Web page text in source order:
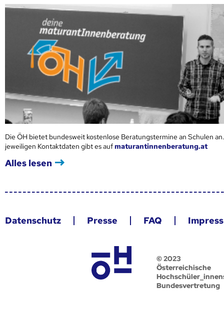
Die ÖH bietet bundesweit kostenlose Beratungstermine an Schulen
jeweiligen Kontaktdaten gibt es aufmaturantinnenberatung.at
Alles lesen
Datenschutz Presse FAQ
© 2023
Österreichische
Bundesvertretung